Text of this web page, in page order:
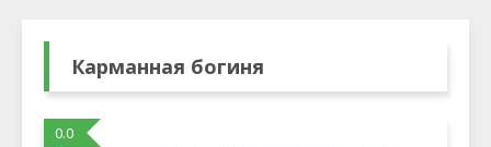
Карманная богиня
0.0